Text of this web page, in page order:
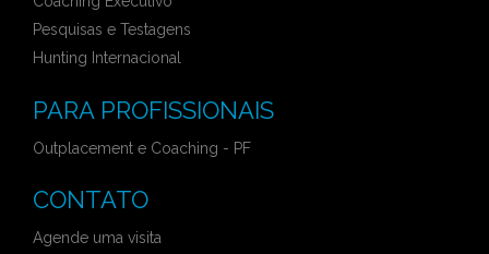
Pesquisas e Testagens
Hunting Internacional
PARA PROFISSIONAIS
Outplacement e Coaching - PF
CONTATO
Agende uma visita